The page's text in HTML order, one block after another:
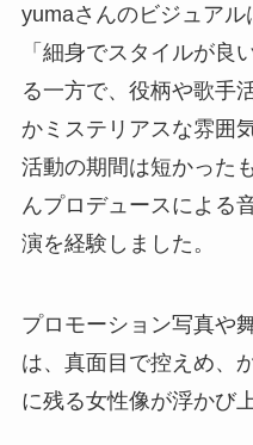
yumaさんのビジュアル
「細身でスタイルが良
る一方で、役柄や歌手
かミステリアスな雰囲
活動の期間は短かった
んプロデュースによる
演を経験しました。
プロモーション写真や
は、真面目で控えめ、
に残る女性像が浮かび